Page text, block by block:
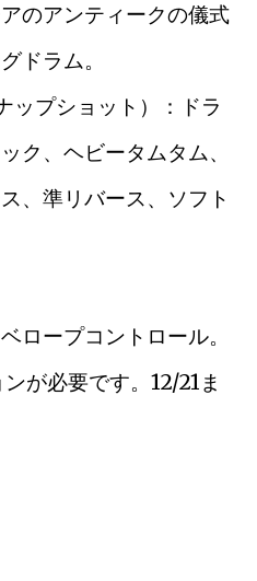
のアンティークの儀式
ドラム。
ップショット）：ドラ
ク、ヘビータムタム、
、準リバース、ソフト
ロープコントロール。
が必要です。12/21ま